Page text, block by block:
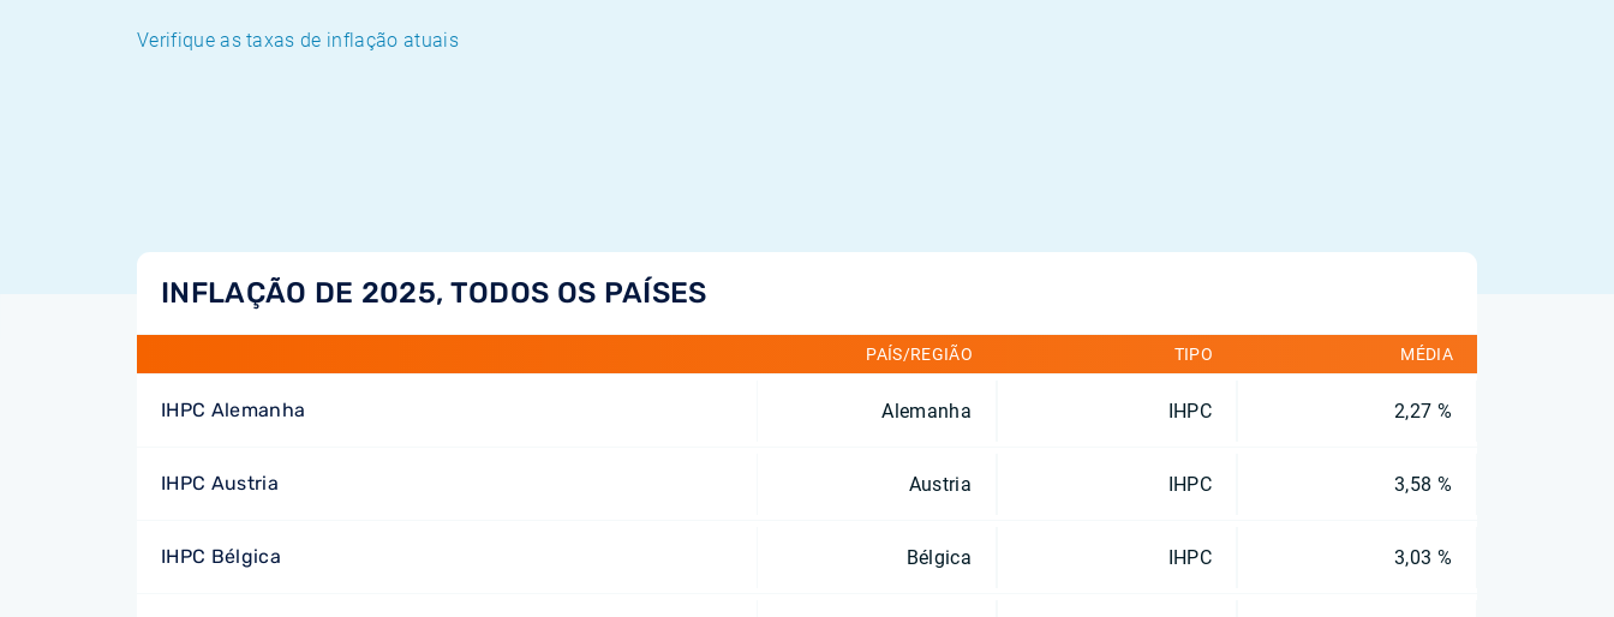
Verifique as taxas de inflação atuais
INFLAÇÃO DE 2025, TODOS OS PAÍSES
PAÍS/REGIÃO TIPO MÉDIA
IHPC Alemanha Alemanha IHPC 2,27 %
IHPC Austria Austria IHPC 3,58 %
IHPC Bélgica Bélgica IHPC 3,03 %